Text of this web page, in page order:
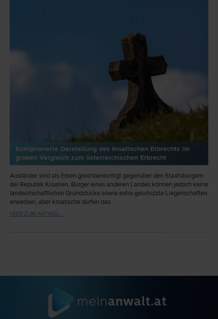
Komprimierte Darstellung des kroatischen Erbrechts im
groben Vergleich zum österreichischen Erbrecht
Ausländer sind als Erben gleichberechtigt gegenüber den Staatsbürgern
der Republik Kroatien. Bürger eines anderen Landes können jedoch keine
landwirtschaftlichen Grundstücke sowie extra geschützte Liegenschaften
erwerben, aber kroatische dürfen das.
HIER ZUM ARTIKEL ›